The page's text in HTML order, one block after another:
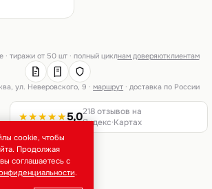
· тиражи от 50 шт · полный циклнам доверяютклиентам
ул. Неверовского, 9 ·маршрут · доставка по России
★★★★★5,0218 отзывов на
Яндекс·Картах
cookie, чтобы
Продолжая
соглашаетесь с
.